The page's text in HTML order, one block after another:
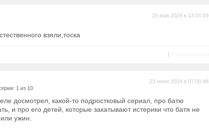
25 мая 2024 в 13:56:59
взяли,тоска
|
1 из 10
23 июня 2024 в 07:00:48
досмотрел, какой-то подростковый сериал, про батю
и про его детей, которые закатывают истерики что батя не
ужин.